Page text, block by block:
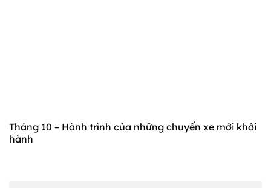
Tháng 10 – Hành trình của những chuyến xe mới khởi
hành